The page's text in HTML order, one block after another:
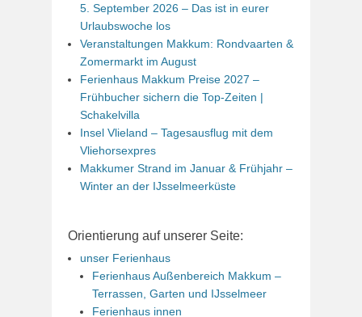
5. September 2026 – Das ist in eurer
Urlaubswoche los
Veranstaltungen Makkum: Rondvaarten &
Zomermarkt im August
Ferienhaus Makkum Preise 2027 –
Frühbucher sichern die Top-Zeiten |
Schakelvilla
Insel Vlieland – Tagesausflug mit dem
Vliehorsexpres
Makkumer Strand im Januar & Frühjahr –
Winter an der IJsselmeerküste
Orientierung auf unserer Seite:
unser Ferienhaus
Ferienhaus Außenbereich Makkum –
Terrassen, Garten und IJsselmeer
Ferienhaus innen